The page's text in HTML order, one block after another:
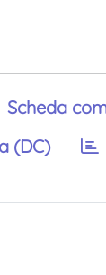
Scheda
(DC)